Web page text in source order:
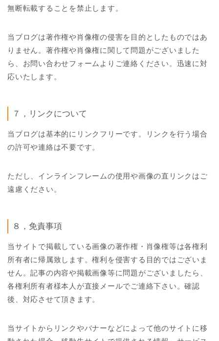
無断転載することを禁止します。
当ブログは著作権や肖像権の侵害を目的としたものではあ
りません。著作権や肖像権に関して問題がございました
ら、お問い合わせフォームよりご連絡ください。迅速に対
応いたします。
７，リンクについて
当ブログは基本的にリンクフリーです。リンクを行う場合
の許可や連絡は不要です。
ただし、インラインフレームの使用や画像の直リンクはご
遠慮ください。
８，免責事項
当サイトで掲載している画像の著作権・肖像権等は各権利
所有者に帰属致します。権利を侵害する目的ではございま
せん。記事の内容や掲載画像等に問題がございましたら、
各権利所有者様本人が直接メールでご連絡下さい。確認
後、対応させて頂きます。
当サイトからリンクやバナーなどによって他のサイトに移